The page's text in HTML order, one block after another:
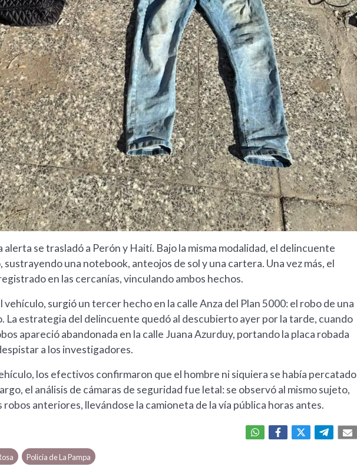
alerta se trasladó a Perón y Haití. Bajo la misma modalidad, el delincuente
una notebook, anteojos de sol y una cartera. Una vez más, el
en las cercanías, vinculando ambos hechos.
surgió un tercer hecho en la calle Anza del Plan 5000: el robo de una
La estrategia del delincuente quedó al descubierto ayer por la tarde, cuando
apareció abandonada en la calle Juana Azurduy, portando la placa robada
a los investigadores.
los efectivos confirmaron que el hombre ni siquiera se había percatado
el análisis de cámaras de seguridad fue letal: se observó al mismo sujeto,
robos anteriores, llevándose la camioneta de la vía pública horas antes.
Policía de La Pampa